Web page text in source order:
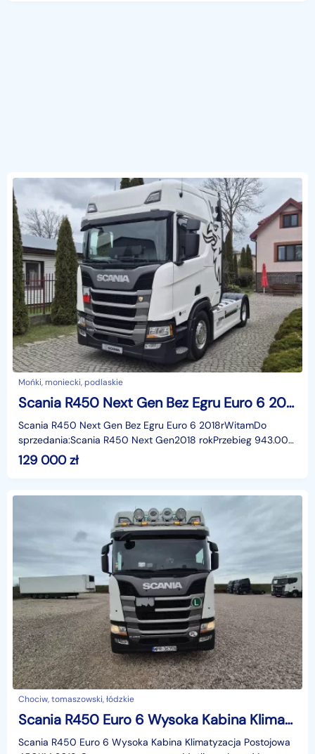
Mońki, moniecki, podlaskie
Scania R450 Next Gen Bez Egru Euro 6 2018r
Scania R450 Next Gen Bez Egru Euro 6 2018rWitamDo
sprzedania:Scania R450 Next Gen2018 rokPrzebieg 943.000
kmSilnik 450 KM Euro 6 bez egruSkrzynia GRS895Rbez ped
129 000zł
Chociw, tomaszowski, łódzkie
Scania R450 Euro 6 Wysoka Kabina Klimatyzacja Postojowa 450KM 2019r
Scania R450 Euro 6 Wysoka Kabina Klimatyzacja Postojowa